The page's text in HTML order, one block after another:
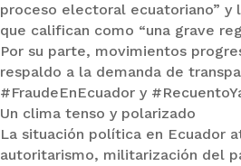
proceso electoral ecuatoriano” y
que califican como “una grave
Por su parte, movimientos
respaldo a la demanda de
#FraudeEnEcuador y
Un clima tenso y polarizado
La situación política en Ecuador
autoritarismo, militarización del